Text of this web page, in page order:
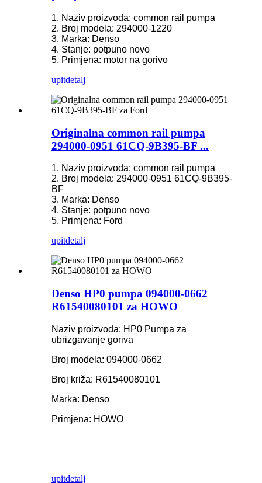
1. Naziv proizvoda: common rail pumpa
2. Broj modela: 294000-1220
3. Marka: Denso
4. Stanje: potpuno novo
5. Primjena: motor na gorivo
upitdetalj
Originalna common rail pumpa
294000-0951 61CQ-9B395-BF ...
1. Naziv proizvoda: common rail pumpa
2. Broj modela: 294000-0951 61CQ-9B395-
BF
3. Marka: Denso
4. Stanje: potpuno novo
5. Primjena: Ford
upitdetalj
Denso HP0 pumpa 094000-0662
R61540080101 za HOWO
Naziv proizvoda: HP0 Pumpa za
ubrizgavanje goriva
Broj modela: 094000-0662
Broj križa: R61540080101
Marka: Denso
Primjena: HOWO
upitdetalj